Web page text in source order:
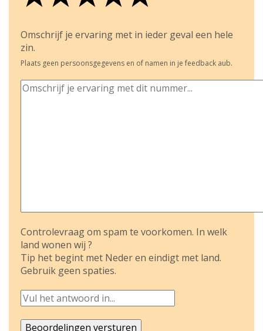
Omschrijf je ervaring met in ieder geval een hele
zin.
Plaats geen persoonsgegevens en of namen in je feedback aub.
Controlevraag om spam te voorkomen. In welk
land wonen wij ?
Tip het begint met Neder en eindigt met land.
Gebruik geen spaties.